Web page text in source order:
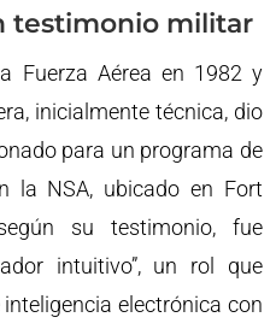
testimonio militar
Fuerza Aérea en 1982 y
inicialmente técnica, dio
para un programa de
la NSA, ubicado en Fort
su testimonio, fue
intuitivo”, un rol que
electrónica con